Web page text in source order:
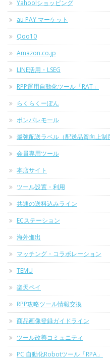
Yahoo!ショッピング
au PAY マーケット
Qoo10
Amazon.co.jp
LINE活用・LSEG
RPP運用自動化ツール「RAT」
らくらくーぽん
ポンパレモール
最強配送ラベル（配送品質向上制
会員専用ツール
本店サイト
ツール設置・利用
共通の送料込みライン
ECステーション
海外進出
マッチング・コラボレーション
TEMU
楽天ペイ
RPP攻略ツール情報交換
商品画像登録ガイドライン
ツール改善コミュニティ
PC 自動化Robotツール「RPA」